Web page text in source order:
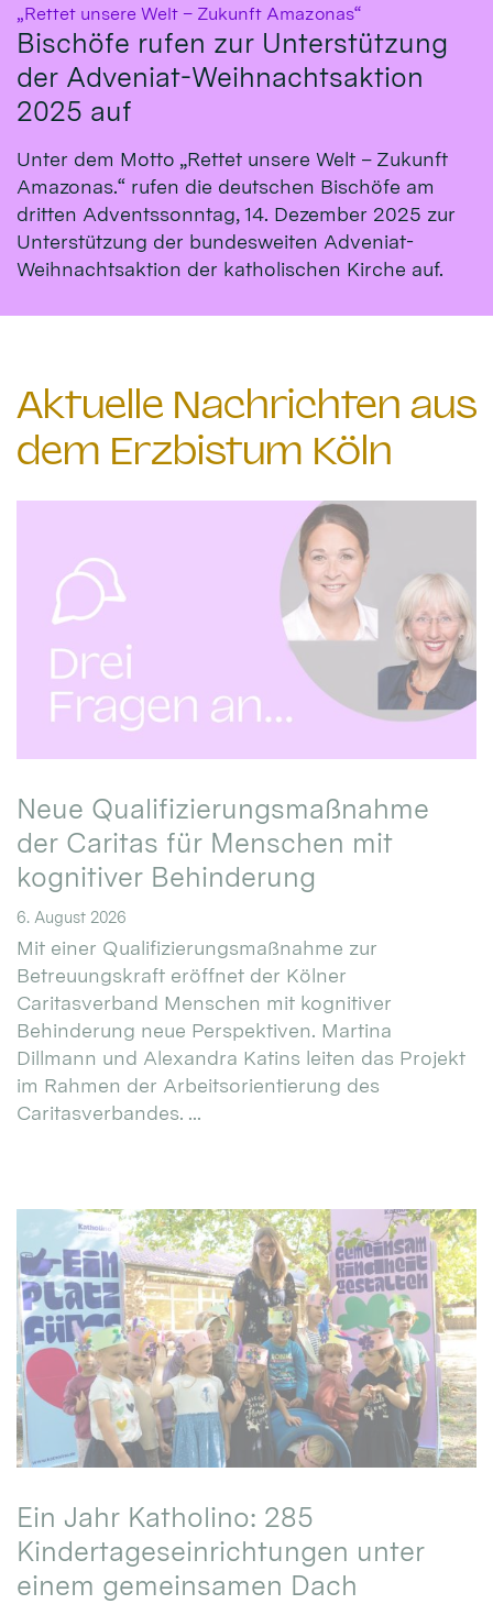
„Rettet unsere Welt – Zukunft Amazonas“
Bischöfe rufen zur Unterstützung
der Adveniat-Weihnachtsaktion
2025 auf
Unter dem Motto „Rettet unsere Welt – Zukunft
Amazonas.“ rufen die deutschen Bischöfe am
dritten Adventssonntag, 14. Dezember 2025 zur
Unterstützung der bundesweiten Adveniat-
Weihnachtsaktion der katholischen Kirche auf.
Aktuelle Nachrichten aus
dem Erzbistum Köln
Neue Qualifizierungsmaßnahme
der Caritas für Menschen mit
kognitiver Behinderung
6. August 2026
Mit einer Qualifizierungsmaßnahme zur
Betreuungskraft eröffnet der Kölner
Caritasverband Menschen mit kognitiver
Behinderung neue Perspektiven. Martina
Dillmann und Alexandra Katins leiten das Projekt
im Rahmen der Arbeitsorientierung des
Caritasverbandes. ...
Ein Jahr Katholino: 285
Kindertageseinrichtungen unter
einem gemeinsamen Dach